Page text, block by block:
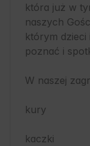
która już w
naszych
którym
poznać i
W naszej
kury
kaczki